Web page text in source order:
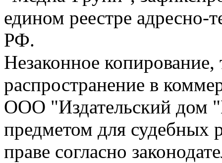
едином реестре адресно-
РФ.
Незаконное
распространение в
ООО "Издательский дом
предметом для судебных
праве согласно